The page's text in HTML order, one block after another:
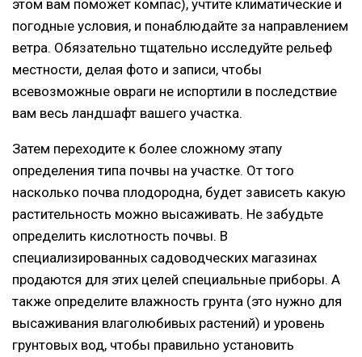
этом вам поможет компас), учтите климатические и
погодные условия, и понаблюдайте за направлением
ветра. Обязательно тщательно исследуйте рельеф
местности, делая фото и записи, чтобы
всевозможные овраги не испортили в последствие
вам весь ландшафт вашего участка.
Затем переходите к более сложному этапу
определения типа почвы на участке. От того
насколько почва плодородна, будет зависеть какую
растительность можно высаживать. Не забудьте
определить кислотность почвы. В
специализированных садоводческих магазинах
продаются для этих целей специальные приборы. А
также определите влажность грунта (это нужно для
высаживания влаголюбивых растений) и уровень
грунтовых вод, чтобы правильно установить